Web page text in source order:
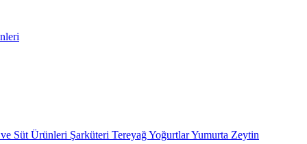
Süt Ürünleri Şarküteri TereyağYoğurtlarYumurta Zeytin